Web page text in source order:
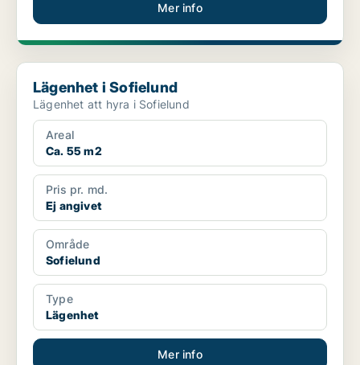
Mer info
Lägenhet i Sofielund
Lägenhet i Sofielund
Lägenhet att hyra i Sofielund
Areal
Ca. 55 m2
Pris pr. md.
Ej angivet
Område
Sofielund
Type
Lägenhet
Mer info